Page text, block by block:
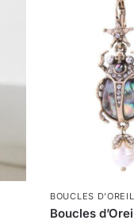
BOUCLES
Boucles